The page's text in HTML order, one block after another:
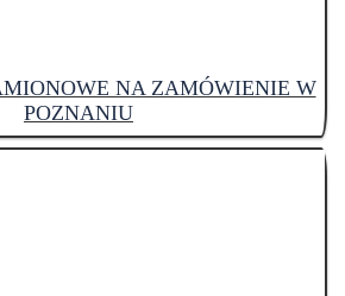
NA ZAMÓWIENIE W
POZNANIU